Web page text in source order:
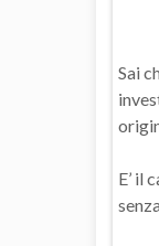
Sai
E’ il